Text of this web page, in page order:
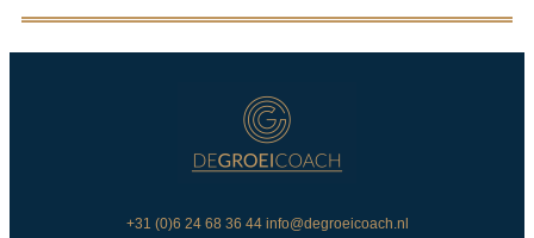
+31 (0)6 24 68 36 44 info@degroeicoach.nl